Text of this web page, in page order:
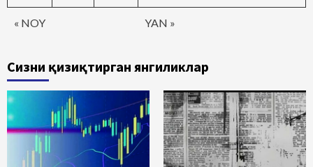
« NOY YAN »
Сизни қизиқтирган янгиликлар